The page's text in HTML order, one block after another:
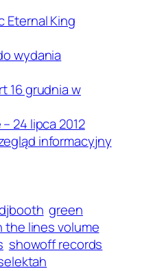
Eternal King
wydania
16 grudnia w
24 lipca 2012
informacyjny
green
the lines volume
showoff records